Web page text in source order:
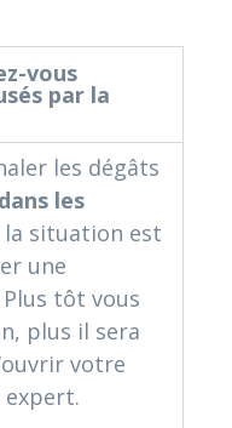
vous
par la
les dégâts
dans les
la situation est
une
tôt vous
plus il sera
votre
expert.